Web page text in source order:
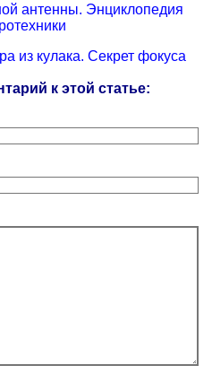
антенны. Энциклопедия
из кулака. Секрет фокуса
к этой статье: